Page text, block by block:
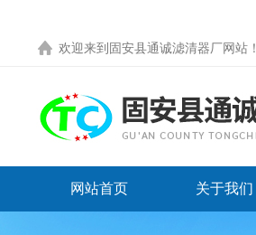
欢迎来到 固安县通诚滤清器厂网站 ！
网站首页 关于我们